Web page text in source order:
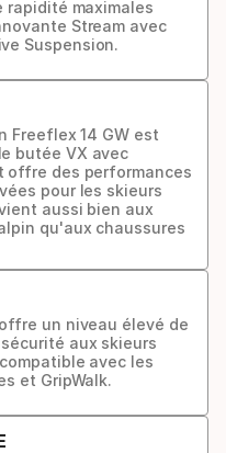
rapidité maximales
Stream avec
Suspension.
Freeflex 14 GW est
butée VX avec
offre des performances
pour les skieurs
aussi bien aux
qu'aux chaussures
un niveau élevé de
aux skieurs
avec les
et GripWalk.